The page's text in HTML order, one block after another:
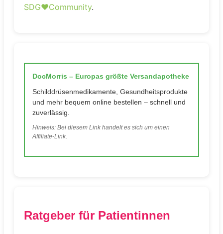
SDG♥️Community.
DocMorris – Europas größte Versandapotheke
Schilddrüsenmedikamente, Gesundheitsprodukte
und mehr bequem online bestellen – schnell und
zuverlässig.
Hinweis: Bei diesem Link handelt es sich um einen
Affiliate-Link.
Ratgeber für Patientinnen